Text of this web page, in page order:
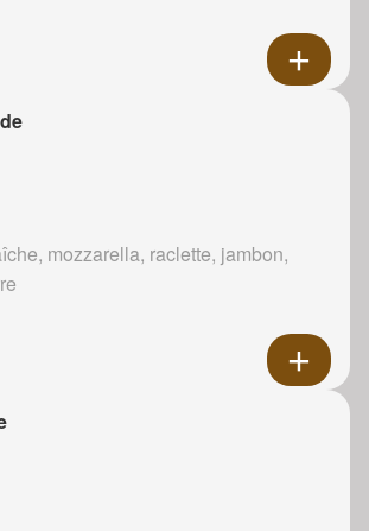
mozzarella, raclette, jambon,